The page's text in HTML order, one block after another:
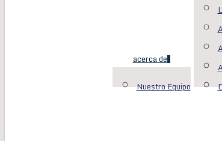
acerca de
Nuestro Equipo